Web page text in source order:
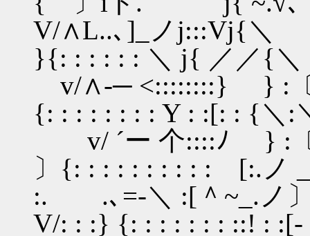
V/∧L..､]_ノj:::Vj{＼
}{: : : : : : ＼ j{ ／／{＼
v/∧-─ <::::::::} } :〔
{: : : : : : : : Y : :[: : {＼:
v/ ´ー 个::::ﾉ }
〕{: : : : : : : : : : [:.ノ
:. .､=-＼ :[＾
V/: : :} {: : : : : : : ::! :